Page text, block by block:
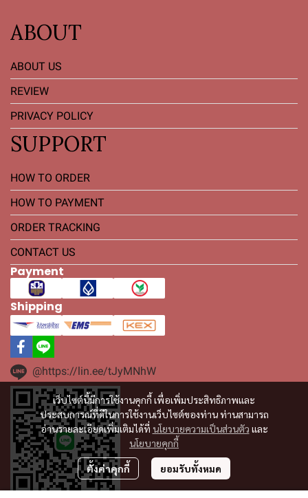
เว็บไซต์นี้มีการใช้งานคุกกี้ เพื่อเพิ่มประสิทธิภาพและ
ประสบการณ์ที่ดีในการใช้งานเว็บไซต์ของท่าน ท่านสามารถ
อ่านรายละเอียดเพิ่มเติมได้ที่ นโยบายความเป็นส่วนตัว และ
นโยบายคุกกี้
ตั้งค่าคุกกี้ ยอมรับทั้งหมด
ABOUT
ABOUT US
REVIEW
PRIVACY POLICY
SUPPORT
HOW TO ORDER
HOW TO PAYMENT
ORDER TRACKING
CONTACT US
Payment
Shipping
@https://lin.ee/tJyMNhW